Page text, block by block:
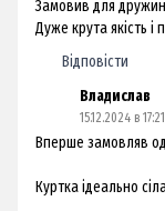
Замовив для
Дуже крута якість і
Відповісти
Владислав
15.12.2024 в 17:21
Вперше замовляв
Куртка ідеально